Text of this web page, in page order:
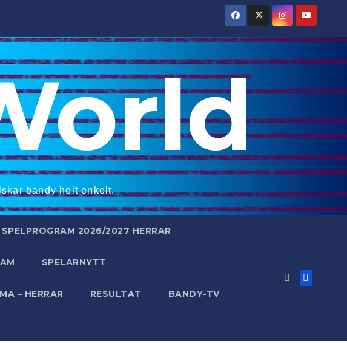
bandy helt enkelt.
2026/2027 HERRAR
SPELARNYTT
– HERRAR RESULTAT BANDY-TV